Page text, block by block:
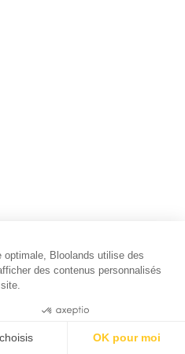
Bloolands utilise des
des contenus personnalisés
OK pour moi